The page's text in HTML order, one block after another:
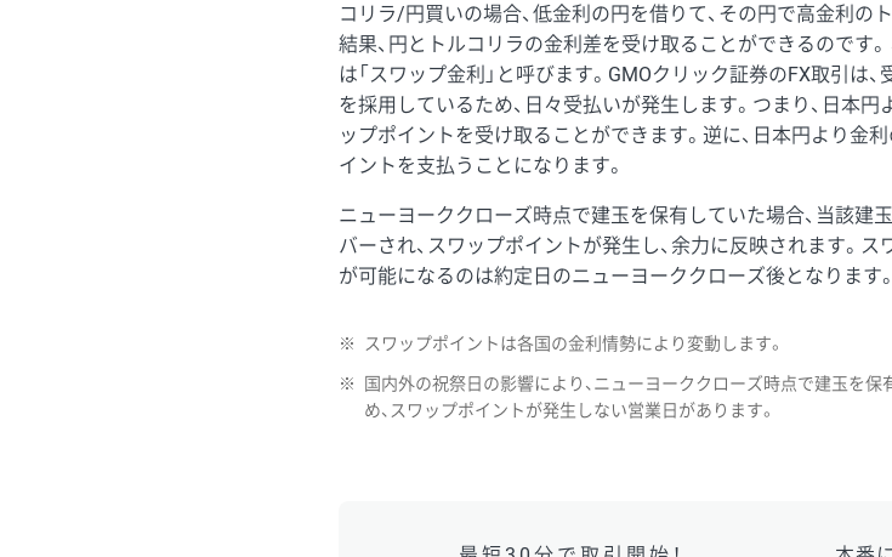
コリラ/円買いの場合、低金利の円を借りて、その円で高金利の
結果、円とトルコリラの金利差を受け取ることができるのです
は「スワップ金利」と呼びます。GMOクリック証券のFX取引は
を採用しているため、日々受払いが発生します。つまり、日本
ップポイントを受け取ることができます。逆に、日本円より金
イントを支払うことになります。
ニューヨーククローズ時点で建玉を保有していた場合、当該建
バーされ、スワップポイントが発生し、余力に反映されます。
が可能になるのは約定日のニューヨーククローズ後となります
※ スワップポイントは各国の金利情勢により変動します。
※
国内外の祝祭日の影響により、ニューヨーククローズ時点で建玉を
め、スワップポイントが発生しない営業日があります。